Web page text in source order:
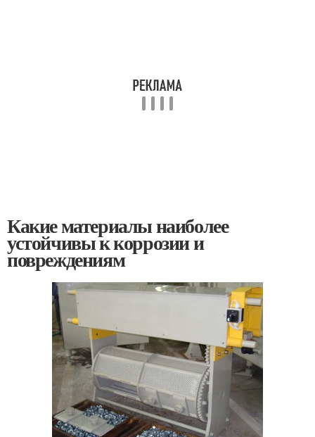
Какие материалы наиболее
устойчивы к коррозии и
повреждениям